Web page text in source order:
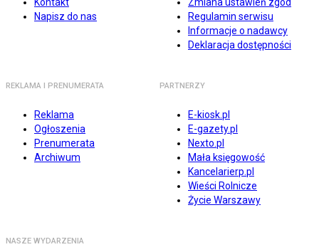
Napisz do nas
Regulamin serwisu
Informacje o nadawcy
Deklaracja dostępności
REKLAMA I PRENUMERATA
Reklama
Ogłoszenia
Prenumerata
Archiwum
PARTNERZY
E-kiosk.pl
E-gazety.pl
Nexto.pl
Mała księgowość
Kancelarierp.pl
Wieści Rolnicze
Życie Warszawy
NASZE WYDARZENIA